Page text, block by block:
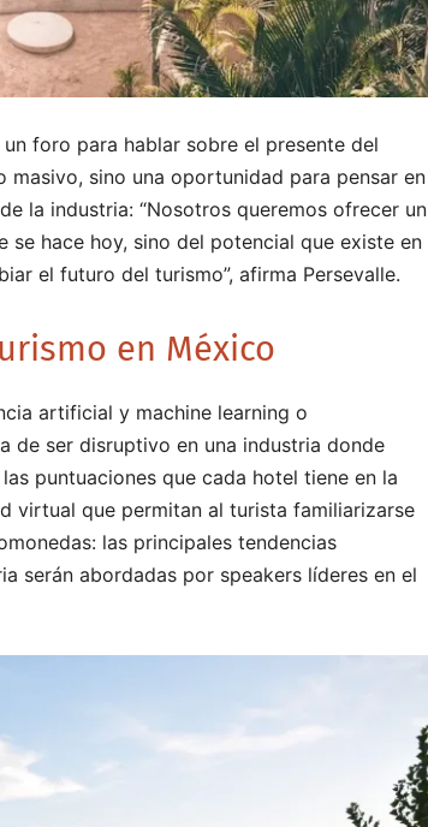
foro para hablar sobre el presente del
sino una oportunidad para pensar en
la industria: “Nosotros queremos ofrecer un
hace hoy, sino del potencial que existe en
el futuro del turismo”, afirma Persevalle.
en México
artificial y machine learning o
de ser disruptivo en una industria donde
puntuaciones que cada hotel tiene en la
virtual que permitan al turista familiarizarse
las principales tendencias
serán abordadas por speakers líderes en el